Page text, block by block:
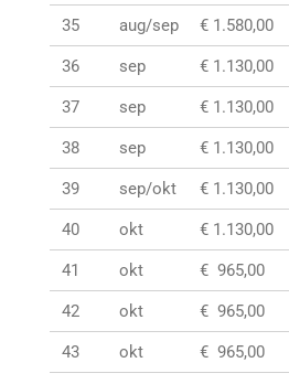
35 aug/sep € 1.580,00
36 sep € 1.130,00
37 sep € 1.130,00
38 sep € 1.130,00
39 sep/okt € 1.130,00
40 okt € 1.130,00
41 okt € 965,00
42 okt € 965,00
43 okt € 965,00